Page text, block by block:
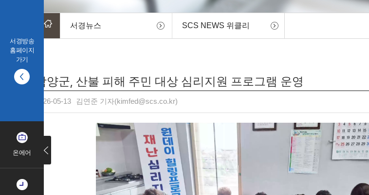
서경방송
홈페이지
가기
온에어
서경뉴스 SCS NEWS 위클리
함양군, 산불 피해 주민 대상 심리지원 프로그램 운영
2026-05-13 김연준 기자(kimfed@scs.co.kr)